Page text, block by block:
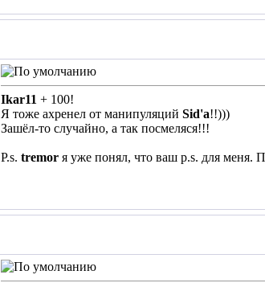
Ikar11 + 100!
Я тоже ахренел от манипуляций Sid'a!!)))
Зашёл-то случайно, а так посмеляся!!!
P.s. tremor я уже понял, что ваш p.s. для меня.